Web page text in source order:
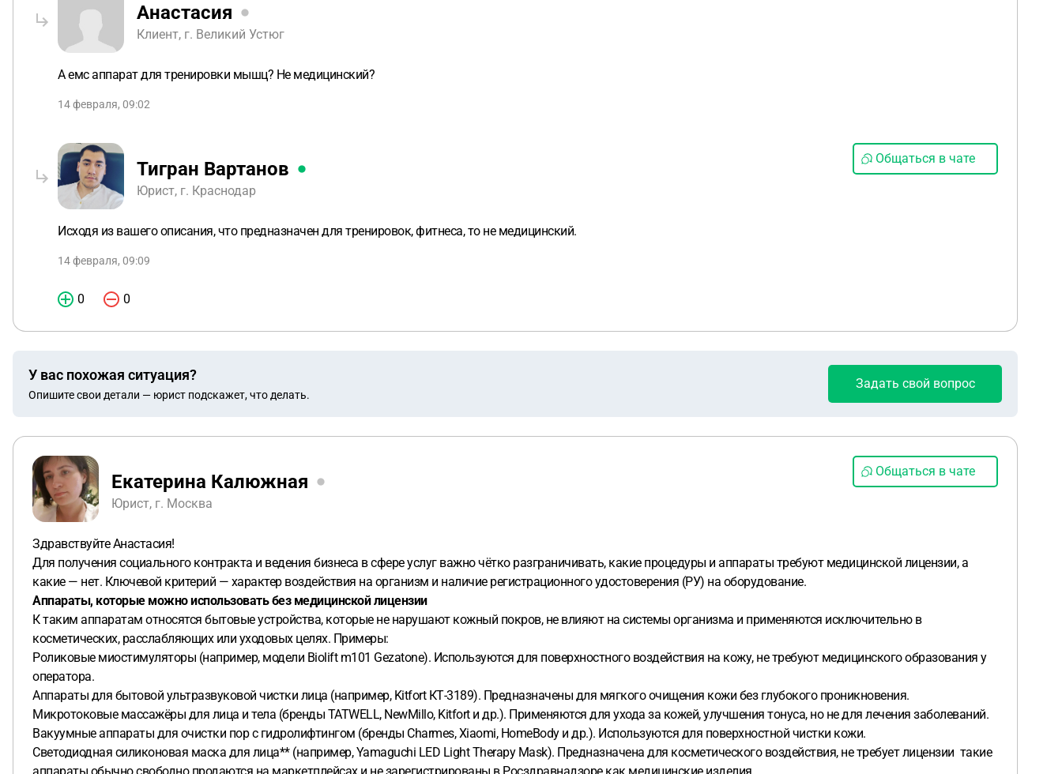
Анастасия
Клиент, г. Великий Устюг
А емс аппарат для тренировки мышц? Не медицинский?
14 февраля, 09:02
Тигран Вартанов
Юрист, г. Краснодар
Общаться в чате
Исходя из вашего описания, что предназначен для тренировок, фитнеса, то не медицинский.
14 февраля, 09:09
0 0
У вас похожая ситуация?
Опишите свои детали — юрист подскажет, что делать.
Задать свой вопрос
Екатерина Калюжная
Юрист, г. Москва
Общаться в чате
Здравствуйте Анастасия!
Для получения социального контракта и ведения бизнеса в сфере услуг важно чётко разграничивать, какие процедуры и аппараты требуют медицинской лицензии, а
какие — нет. Ключевой критерий — характер воздействия на организм и наличие регистрационного удостоверения (РУ) на оборудование.
Аппараты, которые можно использовать без медицинской лицензии
К таким аппаратам относятся бытовые устройства, которые не нарушают кожный покров, не влияют на системы организма и применяются исключительно в
косметических, расслабляющих или уходовых целях. Примеры:
Роликовые миостимуляторы (например, модели Biolift m101 Gezatone). Используются для поверхностного воздействия на кожу, не требуют медицинского образования у
оператора.
Аппараты для бытовой ультразвуковой чистки лица (например, Kitfort КТ-3189). Предназначены для мягкого очищения кожи без глубокого проникновения.
Микротоковые массажёры для лица и тела (бренды TATWELL, NewMillo, Kitfort и др.). Применяются для ухода за кожей, улучшения тонуса, но не для лечения заболеваний.
Вакуумные аппараты для очистки пор с гидролифтингом (бренды Charmes, Xiaomi, HomeBody и др.). Используются для поверхностной чистки кожи.
Светодиодная силиконовая маска для лица** (например, Yamaguchi LED Light Therapy Mask). Предназначена для косметического воздействия, не требует лицензии такие